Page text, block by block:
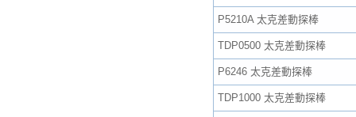
P5210A 太克差動探棒
TDP0500 太克差動探棒
P6246 太克差動探棒
TDP1000 太克差動探棒